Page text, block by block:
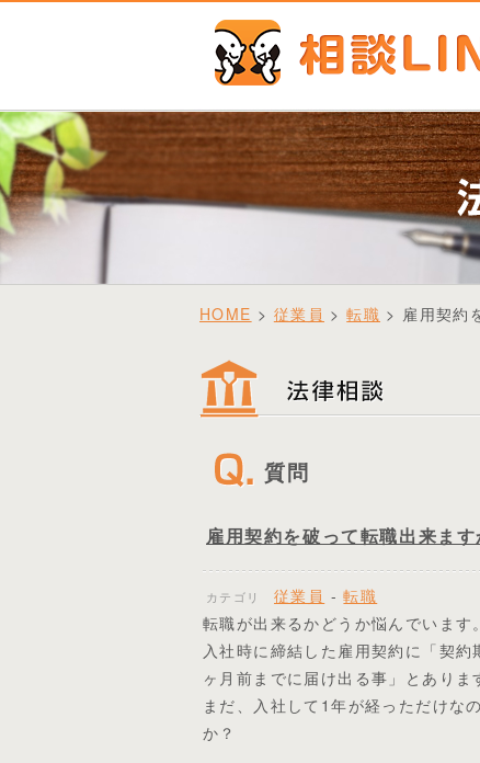
HOME > 従業員 >転職 > 雇用契約
質問
雇用契約を破って転職出来ます
カテゴリ 従業員 -転職
転職が出来るかどうか悩んでいます。
入社時に締結した雇用契約に「契
ヶ月前までに届け出る事」とありま
まだ、入社して1年が経っただけな
か？